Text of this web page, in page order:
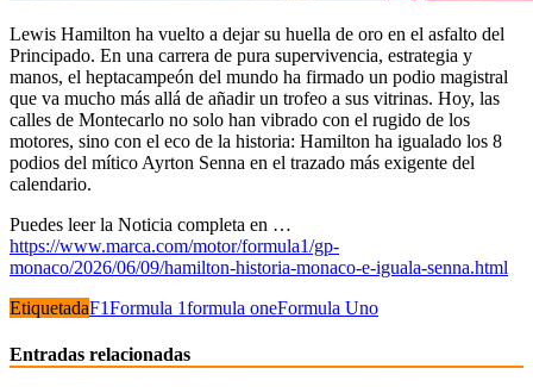
Lewis Hamilton ha vuelto a dejar su huella de oro en el asfalto del
Principado. En una carrera de pura supervivencia, estrategia y
manos, el heptacampeón del mundo ha firmado un podio magistral
que va mucho más allá de añadir un trofeo a sus vitrinas. Hoy, las
calles de Montecarlo no solo han vibrado con el rugido de los
motores, sino con el eco de la historia: Hamilton ha igualado los 8
podios del mítico Ayrton Senna en el trazado más exigente del
calendario.
Puedes leer la Noticia completa en …
https://www.marca.com/motor/formula1/gp-
monaco/2026/06/09/hamilton-historia-monaco-e-iguala-senna.html
EtiquetadaF1Formula 1formula oneFormula Uno
Entradas relacionadas